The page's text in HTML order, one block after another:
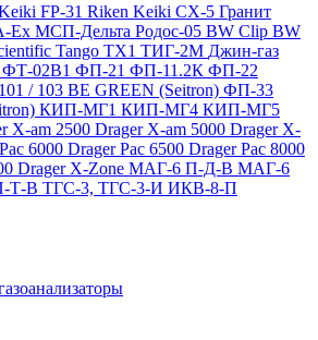
FP-31 Riken Keiki CX-5 Гранит
Ех МСП-Дельта Родос-05 BW Clip BW
Tango TX1 ТИГ-2М Джин-газ
ФТ-02В1 ФП-21 ФП-11.2К ФП-22
/ 103 BE GREEN (Seitron) ФП-33
КИП-МГ1 КИП-МГ4 КИП-МГ5
X-am 2500 Drager X-am 5000 Drager X-
6000 Drager Pac 6500 Drager Pac 8000
Drager X-Zone МАГ-6 П-Д-В МАГ-6
Т-В ТГС-3, ТГС-3-И ИКВ-8-П